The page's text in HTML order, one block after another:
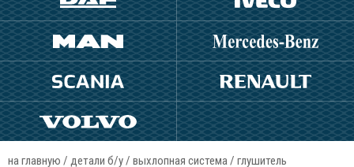
на главную / детали б/у/ выхлопная система/ глушитель